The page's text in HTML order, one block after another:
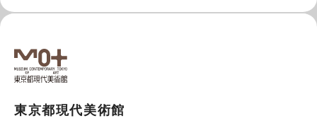
東京都現代美術館